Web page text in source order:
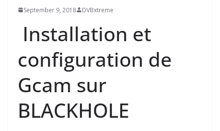
September 9, 2018 DVBxtreme
Installation et
configuration de
Gcam sur
BLACKHOLE